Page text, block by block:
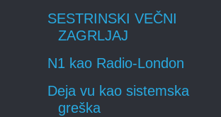
SESTRINSKI VEČNI
ZAGRLJAJ
N1 kao Radio-London
Deja vu kao sistemska
greška